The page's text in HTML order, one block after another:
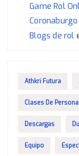
Game Rol
Coronaburgo
Blogs de rol
Athkri Futura
Clases De
Descargas
Equipo